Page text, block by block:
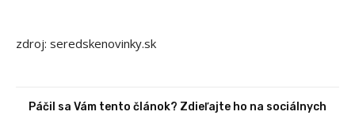
zdroj: seredskenovinky.sk
Páčil sa Vám tento článok? Zdieľajte ho na sociálnych